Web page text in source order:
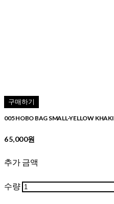
구매하기
005 HOBO BAG SMALL-YELLOW KHAKI
65,000원
추가 금액
수량